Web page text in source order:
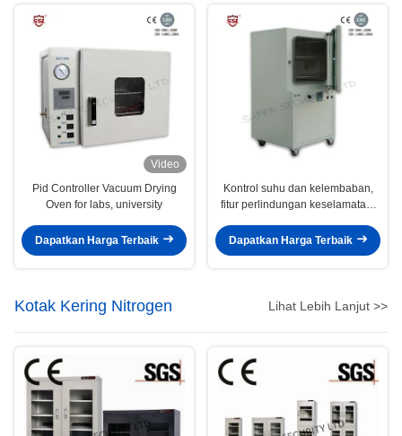
Video
Pid Controller Vacuum Drying
Oven for labs, university
Dapatkan Harga Terbaik
Kontrol suhu dan kelembaban,
fitur perlindungan keselamatan,
atau baja lapis, sistem ventilasi,
cocok untuk penyimpanan bahan
Dapatkan Harga Terbaik
Kotak Kering Nitrogen Lihat Lebih Lanjut >>